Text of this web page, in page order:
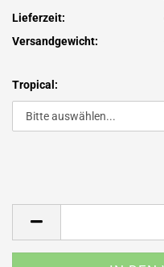
Lieferzeit:
Versandgewicht:
Tropical: